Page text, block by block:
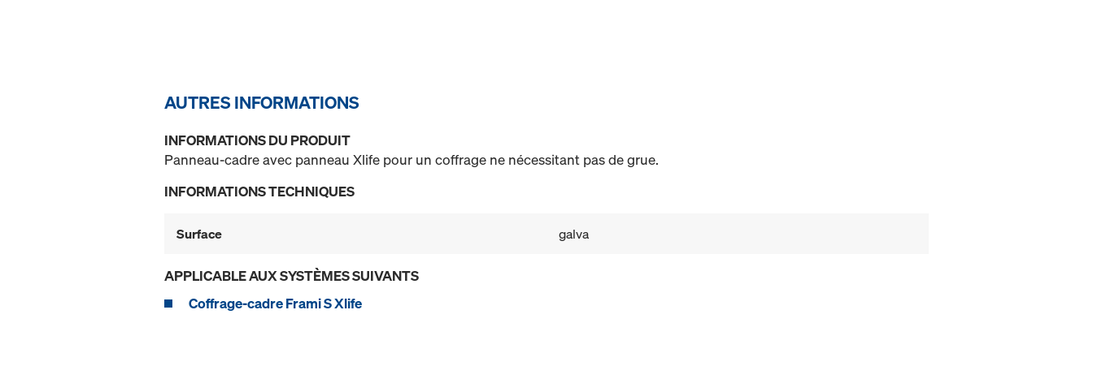
AUTRES INFORMATIONS
INFORMATIONS DU PRODUIT
Panneau-cadre avec panneau Xlife pour un coffrage ne nécessitant pas de grue.
INFORMATIONS TECHNIQUES
Surface galva
APPLICABLE AUX SYSTÈMES SUIVANTS
Coffrage-cadre Frami S Xlife